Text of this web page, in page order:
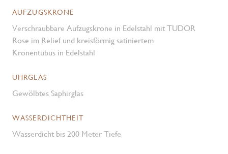
AUFZUGSKRONE
Verschraubbare Aufzugskrone in Edelstahl mit TUDOR
Rose im Relief und kreisförmig satiniertem
Kronentubus in Edelstahl
UHRGLAS
Gewölbtes Saphirglas
WASSERDICHTHEIT
Wasserdicht bis 200 Meter Tiefe